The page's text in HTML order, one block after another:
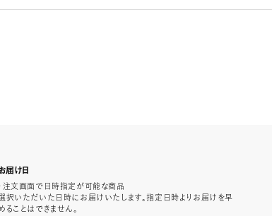
届け日
注文画面で日時指定が可能な商品
択いただいた日時にお届けいたします。指定日時よりお届けを早
ることはできません。